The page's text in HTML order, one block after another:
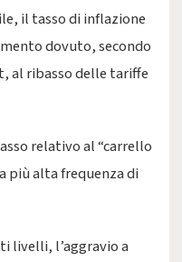
il tasso di inflazione
dovuto, secondo
al ribasso delle tariffe
relativo al “carrello
più alta frequenza di
livelli, l’aggravio a